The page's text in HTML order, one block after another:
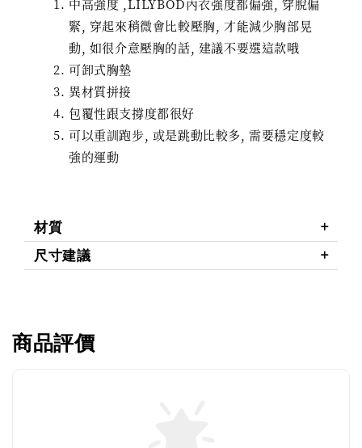
中高強度 ,LILYBOD內衣強度都偏強, 穿脫偏
緊, 穿起來稍微會比較壓胸, 才能減少胸部晃
動, 如很介意壓胸的話, 建議不要選這款哦
可卸式胸墊
異材質拼接
包覆性跟支撐度都很好
可以重訓跑步, 或是跳動比較多, 需要穩定度較
強的運動
材質
尺寸建議
商品評價